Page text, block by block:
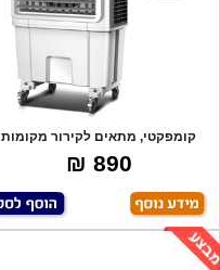
קומפקטי, מתאים לקירור מקומות
סגורים ופתו
890 ₪